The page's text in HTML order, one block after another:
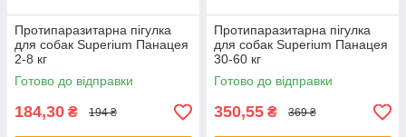
Протипаразитарна пігулка
для собак Superium Панацея
2-8 кг
Готово до відправки
184,30 ₴ 194 ₴
Протипаразитарна пігулка
для собак Superium Панацея
30-60 кг
Готово до відправки
350,55 ₴ 369 ₴